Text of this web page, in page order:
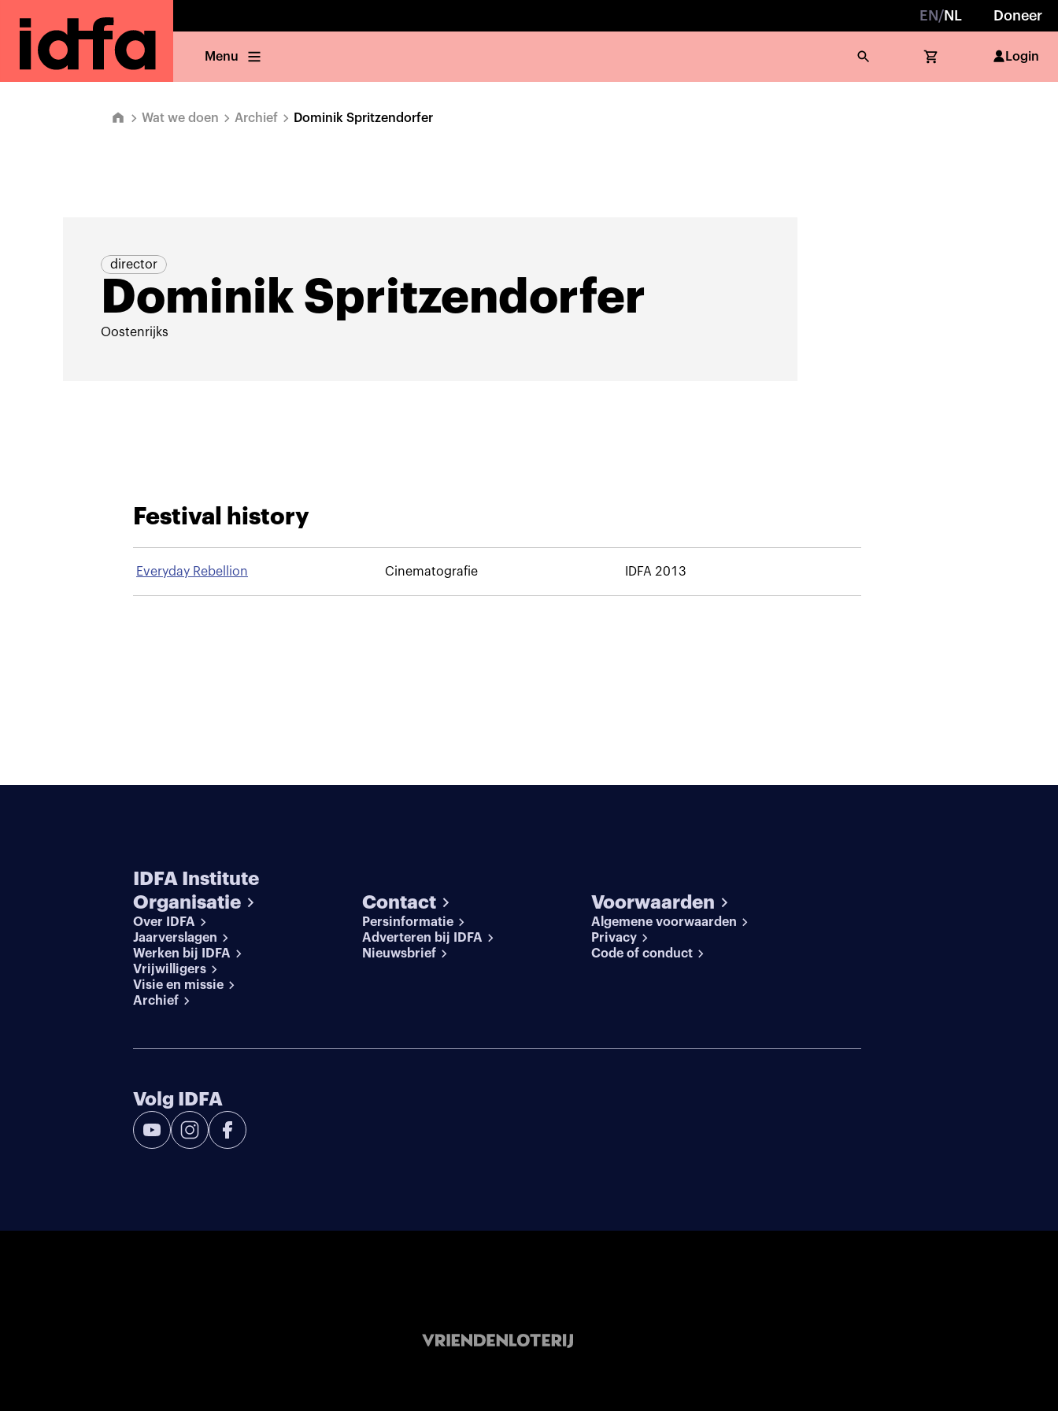
EN /NL Doneer
Menu Login
Wat we doen Archief Dominik Spritzendorfer
director
Dominik Spritzendorfer
Oostenrijks
Festival history
Everyday Rebellion Cinematografie IDFA 2013
IDFA Institute
Organisatie
Over IDFA
Jaarverslagen
Werken bij IDFA
Vrijwilligers
Visie en missie
Archief
Contact
Persinformatie
Adverteren bij IDFA
Nieuwsbrief
Voorwaarden
Algemene voorwaarden
Privacy
Code of conduct
Volg IDFA